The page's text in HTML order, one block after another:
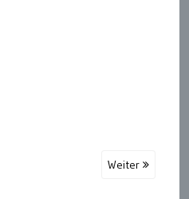
Weiter